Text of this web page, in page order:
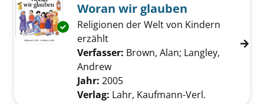
Exemplar-Details von Woran wir glauben
Woran wir glauben
Religionen der Welt von Kindern
erzählt
Verfasser: Brown, Alan; Langley,
Andrew
Jahr: 2005
Verlag: Lahr, Kaufmann-Verl.